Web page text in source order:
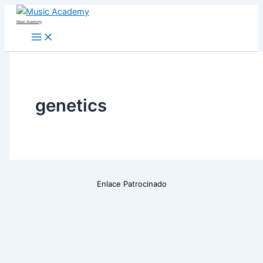
Skip
content
Music Academy
genetics
Enlace Patrocinado